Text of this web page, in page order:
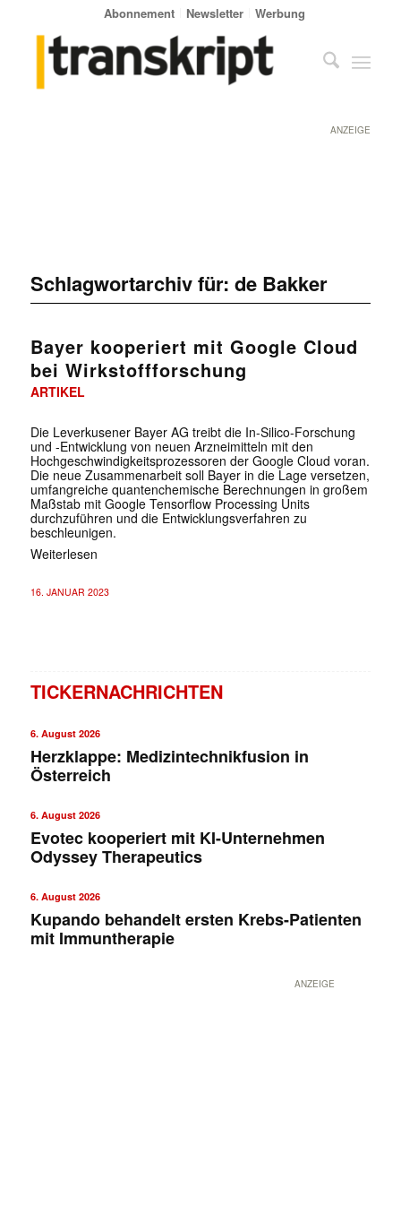
Abonnement Newsletter Werbung
ANZEIGE
Schlagwortarchiv für: de Bakker
Bayer kooperiert mit Google Cloud
bei Wirkstoffforschung
ARTIKEL
Die Leverkusener Bayer AG treibt die In-Silico-Forschung
und -Entwicklung von neuen Arzneimitteln mit den
Hochgeschwindigkeitsprozessoren der Google Cloud voran.
Die neue Zusammenarbeit soll Bayer in die Lage versetzen,
umfangreiche quantenchemische Berechnungen in großem
Maßstab mit Google Tensorflow Processing Units
durchzuführen und die Entwicklungsverfahren zu
beschleunigen.
Weiterlesen
16. JANUAR 2023
TICKERNACHRICHTEN
6. August 2026
Herzklappe: Medizintechnikfusion in
Österreich
6. August 2026
Evotec kooperiert mit KI-Unternehmen
Odyssey Therapeutics
6. August 2026
Kupando behandelt ersten Krebs-Patienten
mit Immuntherapie
ANZEIGE